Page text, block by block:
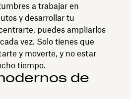
a trabajar en
y desarrollar tu
puedes ampliarlos
vez. Solo tienes que
y moverte, y no estar
tiempo.
de